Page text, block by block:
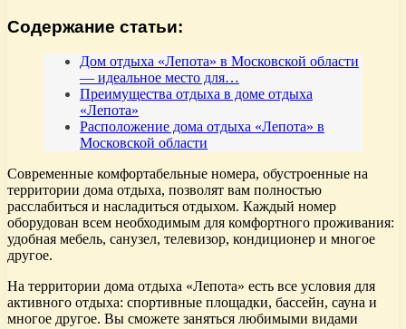
Содержание статьи:
Дом отдыха «Лепота» в Московской области
— идеальное место для…
Преимущества отдыха в доме отдыха
«Лепота»
Расположение дома отдыха «Лепота» в
Московской области
Современные комфортабельные номера, обустроенные на
территории дома отдыха, позволят вам полностью
расслабиться и насладиться отдыхом. Каждый номер
оборудован всем необходимым для комфортного проживания:
удобная мебель, санузел, телевизор, кондиционер и многое
другое.
На территории дома отдыха «Лепота» есть все условия для
активного отдыха: спортивные площадки, бассейн, сауна и
многое другое. Вы сможете заняться любимыми видами